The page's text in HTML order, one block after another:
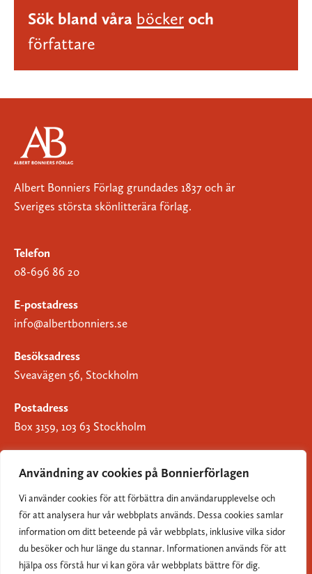
Användning av cookies på Bonnierförlagen
Vi använder cookies för att förbättra din användarupplevelse och
för att analysera hur vår webbplats används. Dessa cookies samlar
information om ditt beteende på vår webbplats, inklusive vilka sidor
du besöker och hur länge du stannar. Informationen används för att
hjälpa oss förstå hur vi kan göra vår webbplats bättre för dig.
Sök bland våra böcker och
författare
Albert Bonniers Förlag grundades 1837 och är
Sveriges största skönlitterära förlag.
Telefon
08-696 86 20
E-postadress
info@albertbonniers.se
Besöksadress
Sveavägen 56, Stockholm
Postadress
Box 3159, 103 63 Stockholm
Om Bonnierförlagen
Cookies
Integritetspolicy